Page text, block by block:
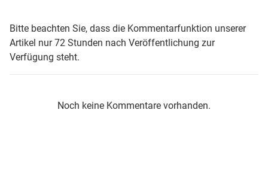
Bitte beachten Sie, dass die Kommentarfunktion unserer
Artikel nur 72 Stunden nach Veröffentlichung zur
Verfügung steht.
Noch keine Kommentare vorhanden.